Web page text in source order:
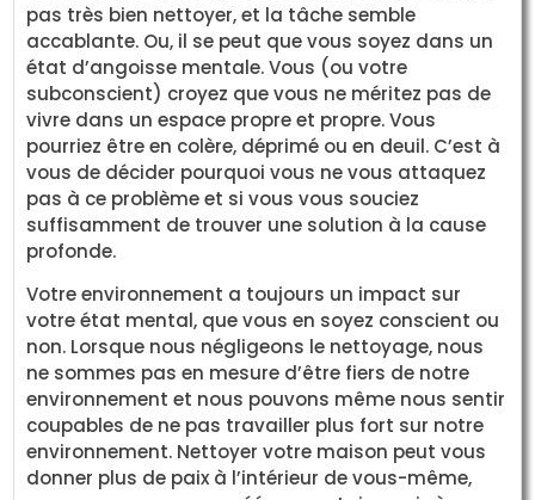
pas très bien nettoyer, et la tâche semble
accablante. Ou, il se peut que vous soyez dans un
état d’angoisse mentale. Vous (ou votre
subconscient) croyez que vous ne méritez pas de
vivre dans un espace propre et propre. Vous
pourriez être en colère, déprimé ou en deuil. C’est à
vous de décider pourquoi vous ne vous attaquez
pas à ce problème et si vous vous souciez
suffisamment de trouver une solution à la cause
profonde.
Votre environnement a toujours un impact sur
votre état mental, que vous en soyez conscient ou
non. Lorsque nous négligeons le nettoyage, nous
ne sommes pas en mesure d’être fiers de notre
environnement et nous pouvons même nous sentir
coupables de ne pas travailler plus fort sur notre
environnement. Nettoyer votre maison peut vous
donner plus de paix à l’intérieur de vous-même,